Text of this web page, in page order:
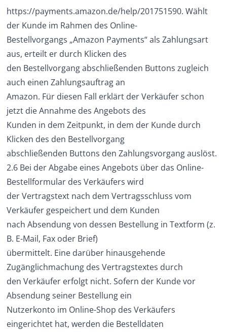
https://payments.amazon.de/help/201751590. Wählt
der Kunde im Rahmen des Online-
Bestellvorgangs „Amazon Payments“ als Zahlungsart
aus, erteilt er durch Klicken des
den Bestellvorgang abschließenden Buttons zugleich
auch einen Zahlungsauftrag an
Amazon. Für diesen Fall erklärt der Verkäufer schon
jetzt die Annahme des Angebots des
Kunden in dem Zeitpunkt, in dem der Kunde durch
Klicken des den Bestellvorgang
abschließenden Buttons den Zahlungsvorgang auslöst.
2.6 Bei der Abgabe eines Angebots über das Online-
Bestellformular des Verkäufers wird
der Vertragstext nach dem Vertragsschluss vom
Verkäufer gespeichert und dem Kunden
nach Absendung von dessen Bestellung in Textform (z.
B. E-Mail, Fax oder Brief)
übermittelt. Eine darüber hinausgehende
Zugänglichmachung des Vertragstextes durch
den Verkäufer erfolgt nicht. Sofern der Kunde vor
Absendung seiner Bestellung ein
Nutzerkonto im Online-Shop des Verkäufers
eingerichtet hat, werden die Bestelldaten